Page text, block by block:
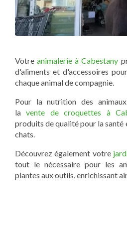
Votreanimalerie à Cabestany
d'aliments et d'accessoires
chaque animal de compagnie.
Pour la nutrition des
lavente de croquettes à
produits de qualité pour la santé
chats.
Découvrez également votre
tout le nécessaire pour les
plantes aux outils, enrichissant